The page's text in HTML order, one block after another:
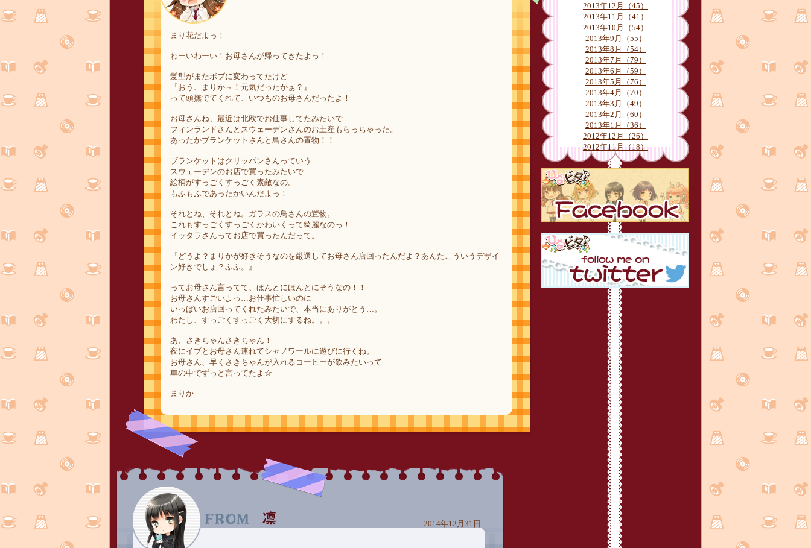
2013年12月（45）
2013年11月（41）
2013年10月（54）
2013年9月（55）
2013年8月（54）
2013年7月（79）
2013年6月（59）
2013年5月（76）
2013年4月（70）
2013年3月（49）
2013年2月（60）
2013年1月（36）
2012年12月（26）
2012年11月（18）
まり花だよっ！
わーいわーい！お母さんが帰ってきたよっ！
髪型がまたボブに変わってたけど
『おう、まりか～！元気だったかぁ？』
って頭撫でてくれて、いつものお母さんだったよ！
お母さんね、最近は北欧でお仕事してたみたいで
フィンランドさんとスウェーデンさんのお土産もらっちゃった。
あったかブランケットさんと鳥さんの置物！！
ブランケットはクリッパンさんっていう
スウェーデンのお店で買ったみたいで
絵柄がすっごくすっごく素敵なの。
もふもふであったかいんだよっ！
それとね、それとね。ガラスの鳥さんの置物。
これもすっごくすっごくかわいくって綺麗なのっ！
イッタラさんってお店で買ったんだって。
『どうよ？まりかが好きそうなのを厳選してお母さん店回ったんだよ？あんたこういうデザイ
ン好きでしょ？ふふ。』
ってお母さん言ってて、ほんとにほんとにそうなの！！
お母さんすごいよっ…お仕事忙しいのに
いっぱいお店回ってくれたみたいで、本当にありがとう…。
わたし、すっごくすっごく大切にするね。。。
あ、さきちゃんさきちゃん！
夜にイブとお母さん連れてシャノワールに遊びに行くね。
お母さん、早くさきちゃんが入れるコーヒーが飲みたいって
車の中でずっと言ってたよ☆
まりか
2014年12月31日